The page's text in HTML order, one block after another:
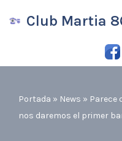
contenido
Club Martia
Portada » News » Parece
nos daremos el primer